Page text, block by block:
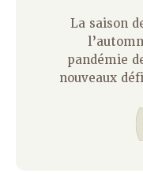
La saison
pandémie
nouveaux
maison.
réduire le